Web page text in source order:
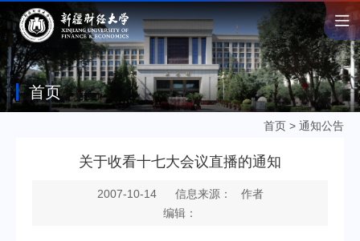
首页
首页 > 通知公告
关于收看十七大会议直播的通知
2007-10-14
信息来源： 作者
编辑：